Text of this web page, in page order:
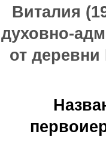
Виталия
духовно-
от